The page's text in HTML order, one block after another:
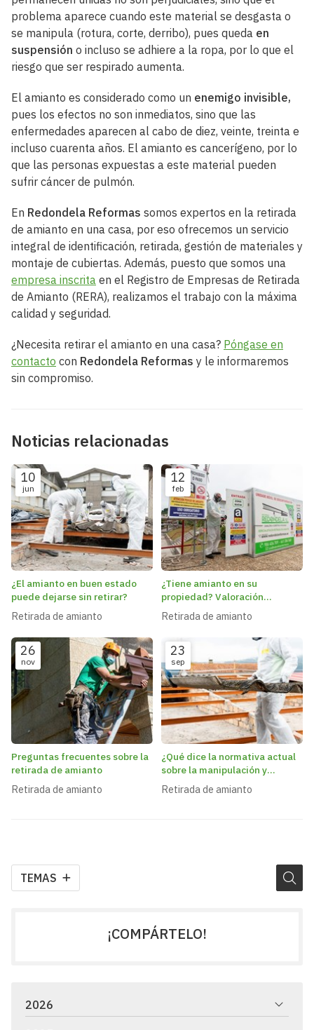
TEMAS
problema aparece cuando este material se desgasta o
se manipula (rotura, corte, derribo), pues queda en
suspensión o incluso se adhiere a la ropa, por lo que el
riesgo que ser respirado aumenta.
El amianto es considerado como un enemigo invisible,
pues los efectos no son inmediatos, sino que las
enfermedades aparecen al cabo de diez, veinte, treinta e
incluso cuarenta años. El amianto es cancerígeno, por lo
que las personas expuestas a este material pueden
sufrir cáncer de pulmón.
En Redondela Reformas somos expertos en la retirada
de amianto en una casa, por eso ofrecemos un servicio
integral de identificación, retirada, gestión de materiales y
montaje de cubiertas. Además, puesto que somos una
empresa inscrita en el Registro de Empresas de Retirada
de Amianto (RERA), realizamos el trabajo con la máxima
calidad y seguridad.
¿Necesita retirar el amianto en una casa? Póngase en
contacto con Redondela Reformas y le informaremos
sin compromiso.
Noticias relacionadas
10
jun
¿El amianto en buen estado
puede dejarse sin retirar?
Retirada de amianto
12
feb
¿Tiene amianto en su
propiedad? Valoración
gratuita para identificar su
estado
Retirada de amianto
26
nov
Preguntas frecuentes sobre la
retirada de amianto
Retirada de amianto
23
sep
¿Qué dice la normativa actual
sobre la manipulación y
retirada de amianto?
Retirada de amianto
¡COMPÁRTELO!
2026